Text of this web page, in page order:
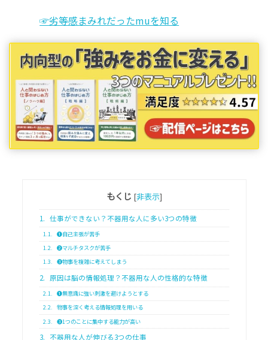
☞劣等感まみれだったmuを知る
もくじ [非表示]
1. 仕事ができない？不器用な人に多い3つの特徴
1.1. ❶自己主張が苦手
1.2. ❷マルチタスクが苦手
1.3. ❸物事を複雑に考えてしまう
2. 原因は脳の情報処理？不器用な人の性格的な特徴
2.1. ❶無意識に強い刺激を避けようとする
2.2. 物事を深く考える情報処理を用いる
2.3.
❸1つのことに集中する能力が高い
3. 不器用な人が伸びる3つの仕事